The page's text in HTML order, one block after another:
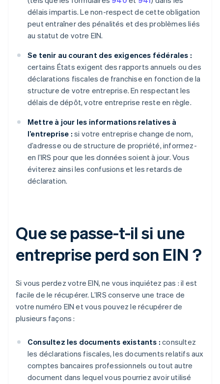
délais impartis. Le non-respect de cette obligation
peut entraîner des pénalités et des problèmes liés
au statut de votre EIN.
Se tenir au courant des exigences fédérales :
certains États exigent des rapports annuels ou des
déclarations fiscales de franchise en fonction de la
structure de votre entreprise. En respectant les
délais de dépôt, votre entreprise reste en règle.
Mettre à jour les informations relatives à
l’entreprise : si votre entreprise change de nom,
d’adresse ou de structure de propriété, informez-
en l’IRS pour que les données soient à jour. Vous
éviterez ainsi les confusions et les retards de
déclaration.
Que se passe-t-il si une
entreprise perd son EIN ?
Si vous perdez votre EIN, ne vous inquiétez pas : il est
facile de le récupérer. L’IRS conserve une trace de
votre numéro EIN et vous pouvez le récupérer de
plusieurs façons :
Consultez les documents existants : consultez
les déclarations fiscales, les documents relatifs aux
comptes bancaires professionnels ou tout autre
document dans lequel vous pourriez avoir utilisé